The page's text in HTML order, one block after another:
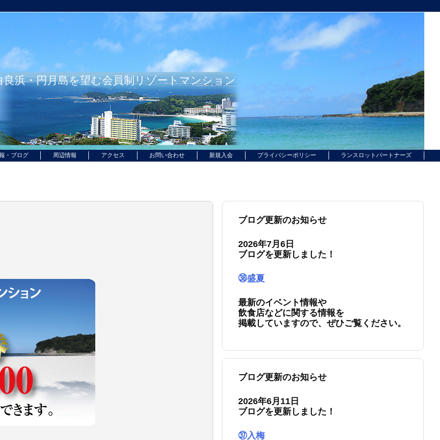
浜・円月島を望む会員制リゾートマンション
・ブログ 周辺情報 アクセス お問い合わせ 新規入会 プライバシーポリシー ランスロットパートナーズ
ブログ更新のお知らせ
2026年7月6日
ブログを更新しました！
㊳盛夏
最新のイベント情報や
飲食店などに関する情報を
掲載していますので、ぜひご覧ください。
ブログ更新のお知らせ
2026年6月11日
ブログを更新しました！
㊲入梅